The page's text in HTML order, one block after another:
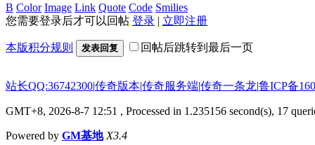
B Color Image Link Quote Code Smilies
您需要登录后才可以回帖 登录 | 立即注册
本版积分规则 发表回复 回帖后跳转到最后一页
站长QQ:36742300|传奇版本|传奇服务端|传奇一条龙|鲁ICP备
GMT+8, 2026-8-7 12:51 , Processed in 1.235156 second(s), 17
Powered by GM基地 X3.4